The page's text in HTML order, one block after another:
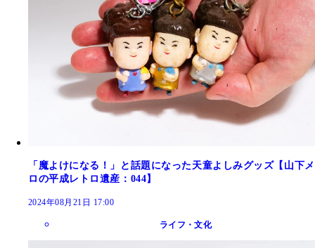
「魔よけになる！」と話題になった天童よしみグッズ【山下メ
ロの平成レトロ遺産：044】
2024年08月21日 17:00
ライフ・文化